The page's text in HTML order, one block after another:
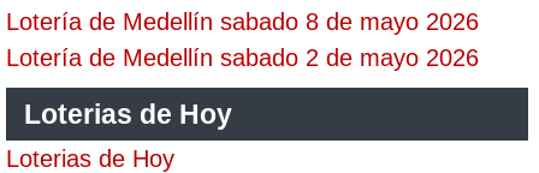
Lotería de Medellín sabado 8 de mayo 2026
Lotería de Medellín sabado 2 de mayo 2026
Loterias de Hoy
Loterias de Hoy